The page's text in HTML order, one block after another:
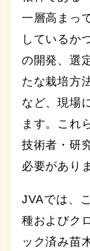
一層高まっ
しているか
の開発、選
たな栽培方
など、現場
ます。これ
技術者・研
必要があり
JVAでは、
種およびク
ック済み苗